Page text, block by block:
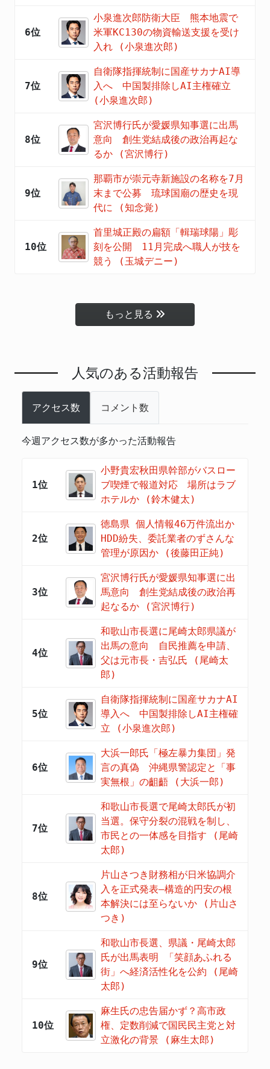
6位
小泉進次郎防衛大臣 熊本地震で
米軍KC130の物資輸送支援を受け
入れ (小泉進次郎)
7位
自衛隊指揮統制に国産サカナAI導
入へ 中国製排除しAI主権確立
(小泉進次郎)
8位
宮沢博行氏が愛媛県知事選に出馬
意向 創生党結成後の政治再起な
るか (宮沢博行)
9位
那覇市が崇元寺新施設の名称を7月
末まで公募 琉球国廟の歴史を現
代に (知念覚)
10位
首里城正殿の扁額「輯瑞球陽」彫
刻を公開 11月完成へ職人が技を
競う (玉城デニー)
もっと見る
人気のある活動報告
アクセス数 コメント数
今週アクセス数が多かった活動報告
1位
小野貴宏秋田県幹部がバスロー
ブ喫煙で報道対応 場所はラブ
ホテルか (鈴木健太)
2位
徳島県 個人情報46万件流出か
HDD紛失、委託業者のずさんな
管理が原因か (後藤田正純)
3位
宮沢博行氏が愛媛県知事選に出
馬意向 創生党結成後の政治再
起なるか (宮沢博行)
4位
和歌山市長選に尾崎太郎県議が
出馬の意向 自民推薦を申請、
父は元市長・吉弘氏 (尾崎太
郎)
5位
自衛隊指揮統制に国産サカナAI
導入へ 中国製排除しAI主権確
立 (小泉進次郎)
6位
大浜一郎氏「極左暴力集団」発
言の真偽 沖縄県警認定と「事
実無根」の齟齬 (大浜一郎)
7位
和歌山市長選で尾崎太郎氏が初
当選。保守分裂の混戦を制し、
市民との一体感を目指す (尾崎
太郎)
8位
片山さつき財務相が日米協調介
入を正式発表―構造的円安の根
本解決には至らないか (片山さ
つき)
9位
和歌山市長選、県議・尾崎太郎
氏が出馬表明 「笑顔あふれる
街」へ経済活性化を公約 (尾崎
太郎)
10位
麻生氏の忠告届かず？高市政
権、定数削減で国民民主党と対
立激化の背景 (麻生太郎)